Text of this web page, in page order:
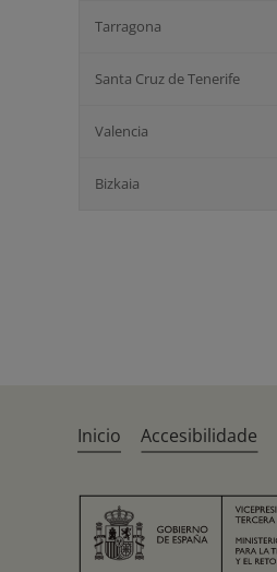
Tarragona
Santa Cruz de Tenerife
Valencia
Bizkaia
Inicio Accesibilidade